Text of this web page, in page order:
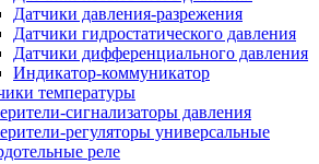
Датчики давления-разрежения
Датчики гидростатического давления
Датчики дифференциального давления
Индикатор-коммуникатор
температуры
сигнализаторы давления
регуляторы универсальные
реле